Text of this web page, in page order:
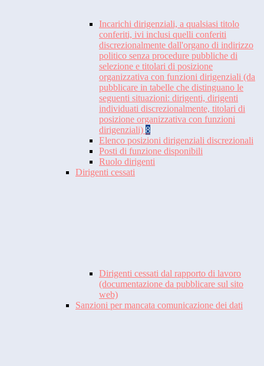
Incarichi dirigenziali, a qualsiasi titolo
conferiti, ivi inclusi quelli conferiti
discrezionalmente dall'organo di indirizzo
politico senza procedure pubbliche di
selezione e titolari di posizione
organizzativa con funzioni dirigenziali (da
pubblicare in tabelle che distinguano le
seguenti situazioni: dirigenti, dirigenti
individuati discrezionalmente, titolari di
posizione organizzativa con funzioni
dirigenziali) 8
Elenco posizioni dirigenziali discrezionali
Posti di funzione disponibili
Ruolo dirigenti
Dirigenti cessati
Dirigenti cessati dal rapporto di lavoro
(documentazione da pubblicare sul sito
web)
Sanzioni per mancata comunicazione dei dati